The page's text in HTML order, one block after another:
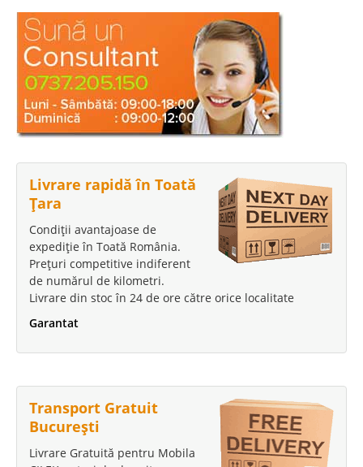
Livrare rapidă în Toată
Țara
Condiții avantajoase de
expediție în Toată România.
Prețuri competitive indiferent
de numărul de kilometri.
Livrare din stoc în 24 de ore către orice localitate
Garantat
Transport Gratuit
București
Livrare Gratuită pentru Mobila